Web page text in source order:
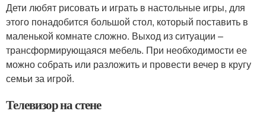
Дети любят рисовать и играть в настольные игры, для
этого понадобится большой стол, который поставить в
маленькой комнате сложно. Выход из ситуации –
трансформирующаяся мебель. При необходимости ее
можно собрать или разложить и провести вечер в кругу
семьи за игрой.
Телевизор на стене